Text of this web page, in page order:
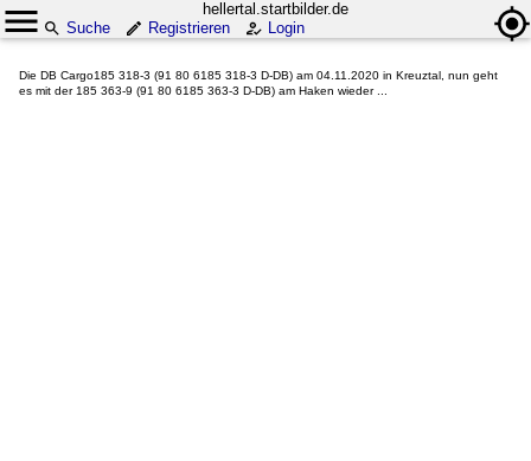
hellertal.startbilder.de
Suche
Registrieren Login
Die DB Cargo185 318-3 (91 80 6185 318-3 D-DB) am 04.11.2020 in Kreuztal, nun geht
es mit der 185 363-9 (91 80 6185 363-3 D-DB) am Haken wieder ...